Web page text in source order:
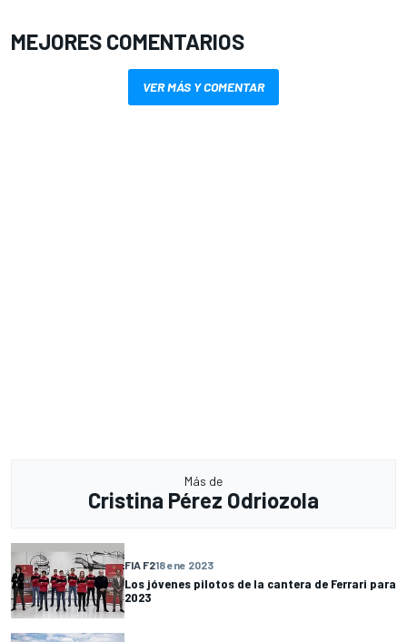
MEJORES COMENTARIOS
VER MÁS Y COMENTAR
Más de
Cristina Pérez Odriozola
FIA F218 ene 2023
Los jóvenes pilotos de la cantera de Ferrari para
2023